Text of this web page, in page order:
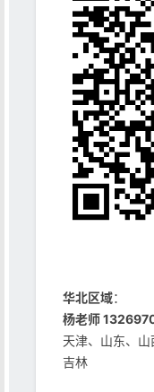
华北区域：
杨老师
天津、山东、山
吉林